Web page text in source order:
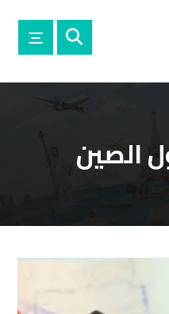
الصين